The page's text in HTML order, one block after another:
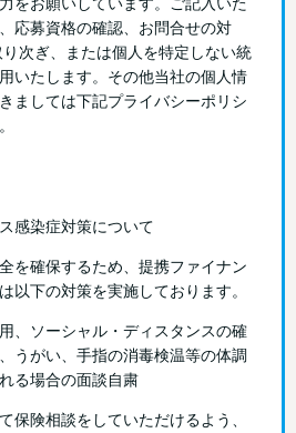
応募資格の確認、お問合せの対
次ぎ、または個人を特定しない統
いたします。その他当社の個人情
ましては下記プライバシーポリシ
感染症対策について
を確保するため、提携ファイナン
以下の対策を実施しております。
、ソーシャル・ディスタンスの確
うがい、手指の消毒検温等の体調
る場合の面談自粛
保険相談をしていただけるよう、